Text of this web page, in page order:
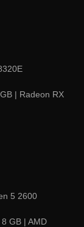
| Radeon RX
5 2600
GB | AMD